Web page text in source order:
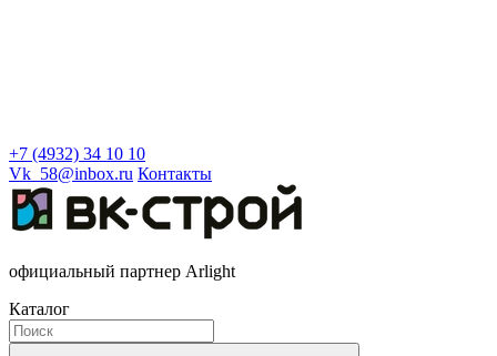
+7 (4932) 34 10 10
Vk_58@inbox.ru Контакты
официальный партнер Arlight
Каталог